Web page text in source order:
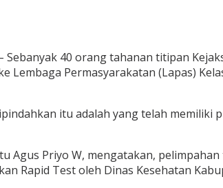
Sebanyak 40 orang tahanan titipan
Lembaga Permasyarakatan (Lapas)
itu adalah yang telah
Agus Priyo W, mengatakan,
Rapid Test oleh Dinas Kesehatan